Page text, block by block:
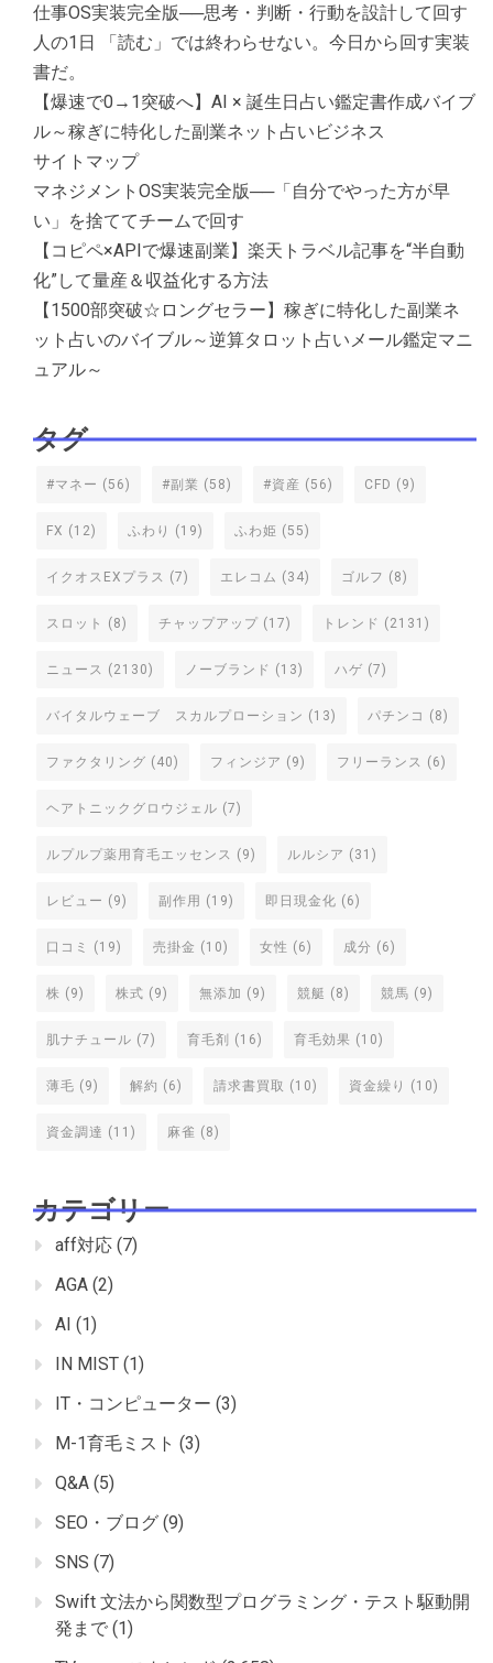
仕事OS実装完全版──思考・判断・行動を設計して回す
人の1日 「読む」では終わらせない。今日から回す実装
書だ。
【爆速で0→1突破へ】AI × 誕生日占い鑑定書作成バイブ
ル～稼ぎに特化した副業ネット占いビジネス
サイトマップ
マネジメントOS実装完全版──「自分でやった方が早
い」を捨ててチームで回す
【コピペ×APIで爆速副業】楽天トラベル記事を“半自動
化”して量産＆収益化する方法
【1500部突破☆ロングセラー】稼ぎに特化した副業ネ
ット占いのバイブル～逆算タロット占いメール鑑定マニ
ュアル～
タグ
#マネー (56) #副業 (58) #資産 (56) CFD (9)
FX (12) ふわり (19) ふわ姫 (55)
イクオスEXプラス (7) エレコム (34) ゴルフ (8)
スロット (8) チャップアップ (17) トレンド (2131)
ニュース (2130) ノーブランド (13) ハゲ (7)
バイタルウェーブ スカルプローション (13) パチンコ (8)
ファクタリング (40) フィンジア (9) フリーランス (6)
ヘアトニックグロウジェル (7)
ルプルプ薬用育毛エッセンス (9) ルルシア (31)
レビュー (9) 副作用 (19) 即日現金化 (6)
口コミ (19) 売掛金 (10) 女性 (6) 成分 (6)
株 (9) 株式 (9) 無添加 (9) 競艇 (8) 競馬 (9)
肌ナチュール (7) 育毛剤 (16) 育毛効果 (10)
薄毛 (9) 解約 (6) 請求書買取 (10) 資金繰り (10)
資金調達 (11) 麻雀 (8)
カテゴリー
aff対応 (7)
AGA (2)
AI (1)
IN MIST (1)
IT・コンピューター (3)
M-1育毛ミスト (3)
Q&A (5)
SEO・ブログ (9)
SNS (7)
Swift 文法から関数型プログラミング・テスト駆動開
発まで (1)